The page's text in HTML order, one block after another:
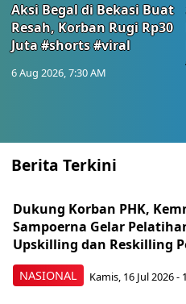
Aksi Begal di Bekasi Buat
Resah, Korban Rugi Rp30
Juta #shorts #viral
6 Aug 2026, 7:30 AM
Berita Terkini
NASIONAL
Dukung Korban PHK,
Sampoerna Gelar
Upskilling dan Reskilling
Kamis, 16 Jul 2026 -